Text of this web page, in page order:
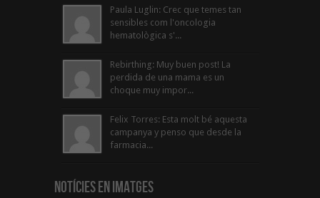
Paula Luglin: Crec que temes tan
sensibles com l'oncologia
hematològica s'...
Rebirthing: Muy buen post! La
perdida de una mama es un
choque muy impor...
Felix Torres: Esta molt bé aquesta
campanya y penso que desde la
farmacia...
Notícies en Imatges